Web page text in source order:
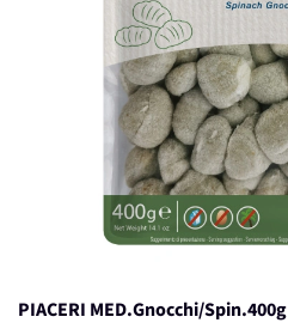
PIACERI MED.Gnocchi/Spin.400g